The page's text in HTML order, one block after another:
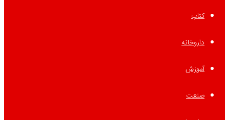
کتاب
داروخانه
آموزش
صنعت